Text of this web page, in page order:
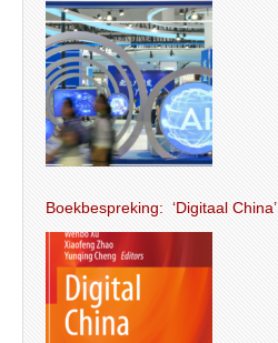
Boekbespreking: ‘Digitaal China’